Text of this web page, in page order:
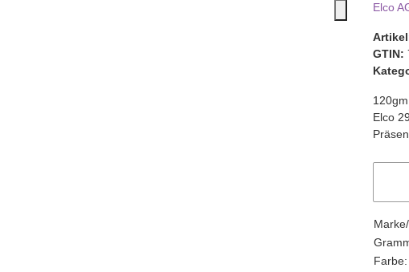
Elco
GTIN:
Elco
Farbe: